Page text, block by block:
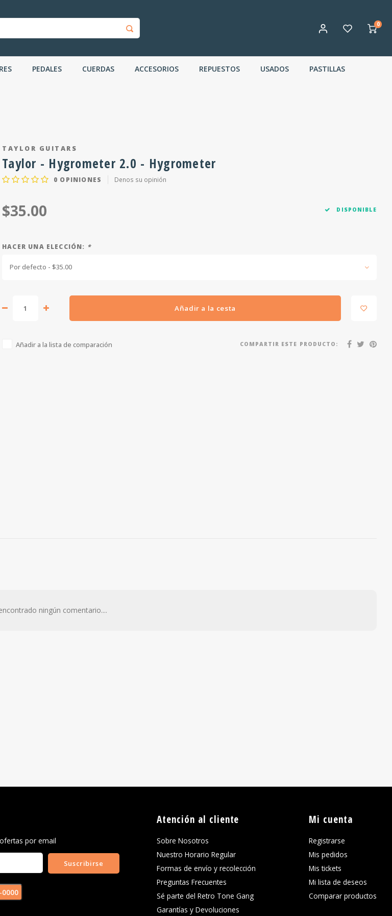
0
PEDALES CUERDAS ACCESORIOS REPUESTOS USADOS PASTILLAS
TAYLOR GUITARS
Taylor - Hygrometer 2.0 - Hygrometer
0 OPINIONES Denos su opinión
$35.00 DISPONIBLE
HACER UNA ELECCIÓN: *
Por defecto - $35.00
Añadir a la cesta
Añadir a la lista de comparación COMPARTIR ESTE PRODUCTO:
ningún comentario....
por email
Suscribirse
Atención al cliente
Sobre Nosotros
Nuestro Horario Regular
Formas de envío y recolección
Preguntas Frecuentes
Sé parte del Retro Tone Gang
Garantías y Devoluciones
Mi cuenta
Registrarse
Mis pedidos
Mis tickets
Mi lista de deseos
Comparar productos